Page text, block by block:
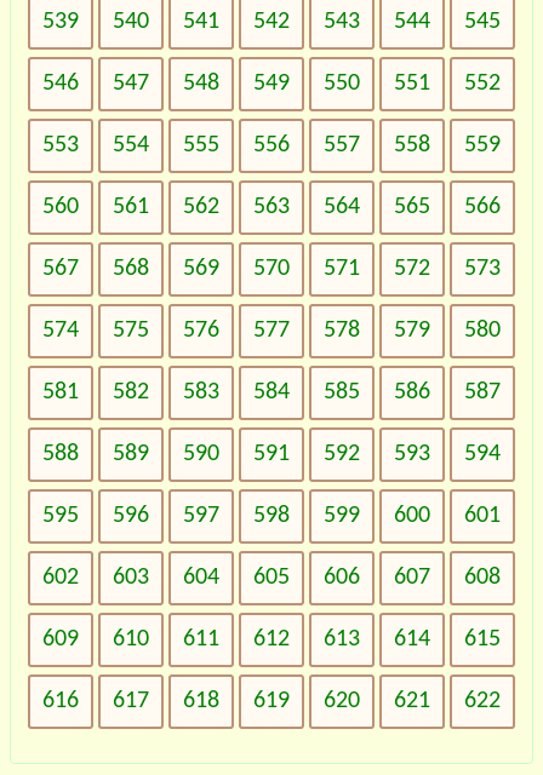
539 540 541 542 543 544 545
546 547 548 549 550 551 552
553 554 555 556 557 558 559
560 561 562 563 564 565 566
567 568 569 570 571 572 573
574 575 576 577 578 579 580
581 582 583 584 585 586 587
588 589 590 591 592 593 594
595 596 597 598 599 600 601
602 603 604 605 606 607 608
609 610 611 612 613 614 615
616 617 618 619 620 621 622